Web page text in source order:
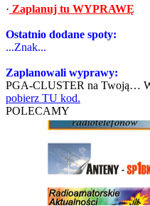
· Zaplanuj tu WYPRAWĘ
Ostatnio dodane spoty:
...Znak...
Zaplanowali wyprawy:
PGA-CLUSTER na Twoją…
pobierz TU kod.
POLECAMY